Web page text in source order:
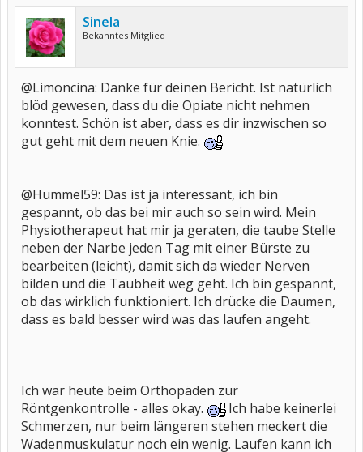
Sinela
Bekanntes Mitglied
@Limoncina: Danke für deinen Bericht. Ist natürlich
blöd gewesen, dass du die Opiate nicht nehmen
konntest. Schön ist aber, dass es dir inzwischen so
gut geht mit dem neuen Knie.
@Hummel59: Das ist ja interessant, ich bin
gespannt, ob das bei mir auch so sein wird. Mein
Physiotherapeut hat mir ja geraten, die taube Stelle
neben der Narbe jeden Tag mit einer Bürste zu
bearbeiten (leicht), damit sich da wieder Nerven
bilden und die Taubheit weg geht. Ich bin gespannt,
ob das wirklich funktioniert. Ich drücke die Daumen,
dass es bald besser wird was das laufen angeht.
Ich war heute beim Orthopäden zur
Röntgenkontrolle - alles okay.
Ich habe keinerlei
Schmerzen, nur beim längeren stehen meckert die
Wadenmuskulatur noch ein wenig. Laufen kann ich